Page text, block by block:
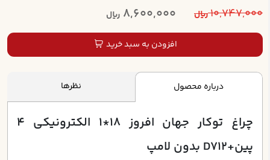
10,747,000ریال 8,600,000 ریال
افزودن به سبد خرید
درباره محصول نظرها
چراغ توکار جهان افروز 18*1 الکترونيکي 4
پين+D712 بدون لامپ